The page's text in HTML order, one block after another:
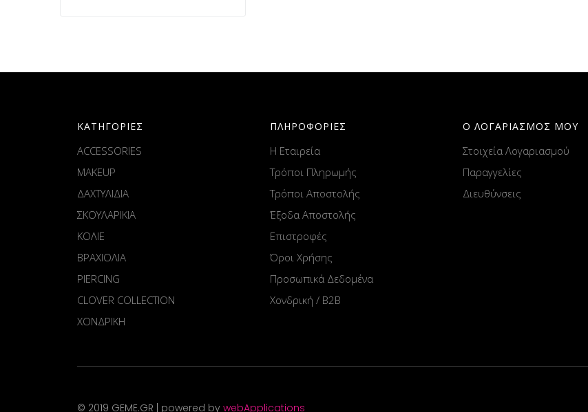
ΚΑΤΗΓΟΡΙΕΣ
ACCESSORIES
MAKEUP
ΔΑΧΤΥΛΙΔΙΑ
ΣΚΟΥΛΑΡΙΚΙΑ
ΚΟΛΙΕ
ΒΡΑΧΙΟΛΙΑ
PIERCING
CLOVER COLLECTION
ΧΟΝΔΡΙΚΗ
ΠΛΗΡΟΦΟΡΙΕΣ
Η Εταιρεία
Τρόποι Πληρωμής
Τρόποι Αποστολής
Έξοδα Αποστολής
Επιστροφές
Όροι Χρήσης
Προσωπικά Δεδομένα
Χονδρική / B2B
Ο ΛΟΓΑΡΙΑΣΜΟΣ ΜΟΥ
Στοιχεία Λογαριασμού
Παραγγελίες
Διευθύνσεις
© 2019 GEME.GR | powered by webApplications